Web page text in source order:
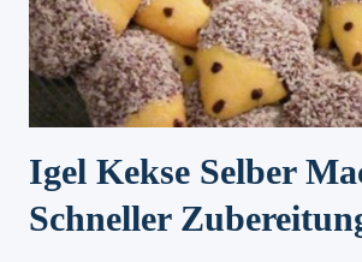
HAT
ALLE
ÜBERRASCHT!
Igel Kekse Selber
Schneller